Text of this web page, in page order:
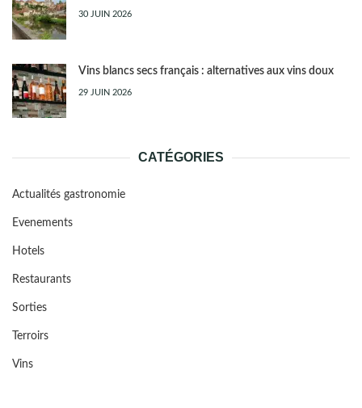
30 JUIN 2026
Vins blancs secs français : alternatives aux vins doux
29 JUIN 2026
CATÉGORIES
Actualités gastronomie
Evenements
Hotels
Restaurants
Sorties
Terroirs
Vins